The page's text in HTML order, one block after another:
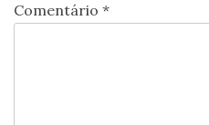
Comentário *